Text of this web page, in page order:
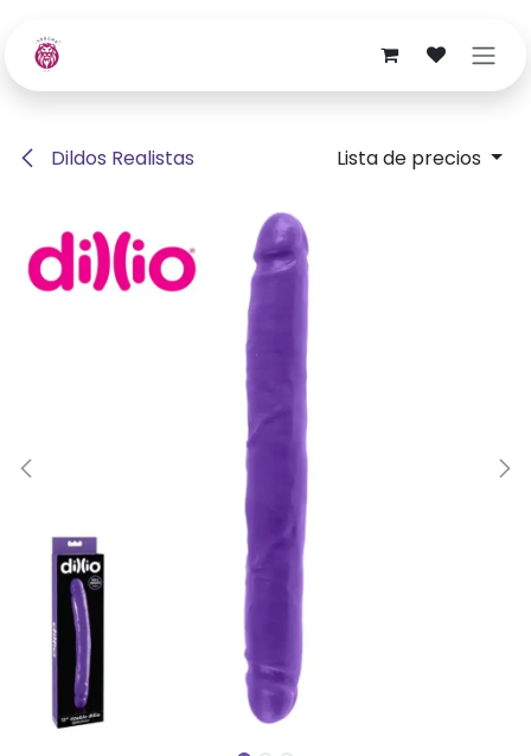
Dildos Realistas Lista de precios